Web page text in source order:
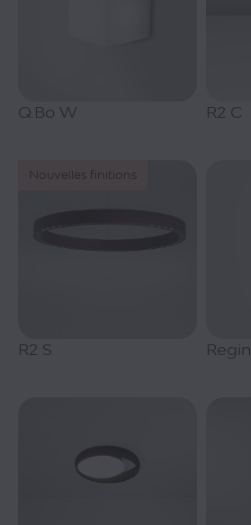
Q.Bo W R2 C
Nouvelles finitions
R2 S